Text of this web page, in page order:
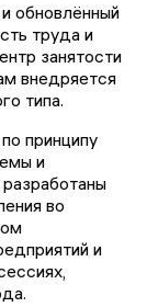
обновлённый
труда и
занятости
внедряется
типа.
принципу
и
во
и